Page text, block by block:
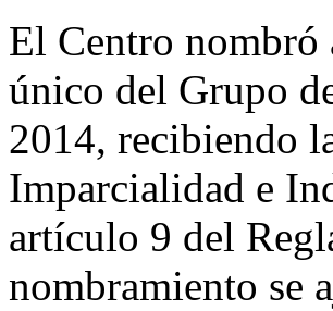
El Centro
único del Grupo
2014, recibiendo
Imparcialidad e
artículo 9 del
nombramiento se